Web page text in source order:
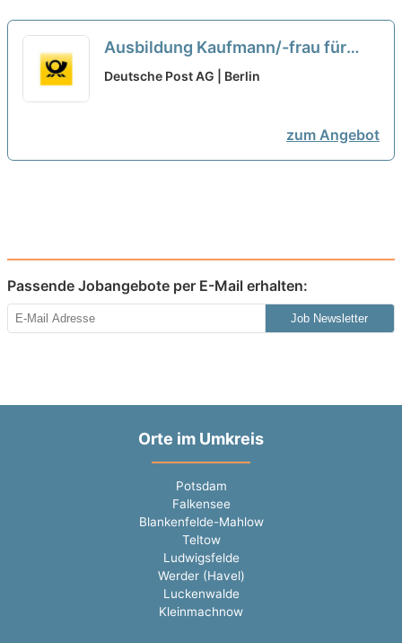
Ausbildung Kaufmann/-frau für
Büromanagement (m/w/d) in 2027
Deutsche Post AG | Berlin
zum Angebot
Passende Jobangebote per E-Mail erhalten:
Job Newsletter
Orte im Umkreis
Potsdam
Falkensee
Blankenfelde-Mahlow
Teltow
Ludwigsfelde
Werder (Havel)
Luckenwalde
Kleinmachnow